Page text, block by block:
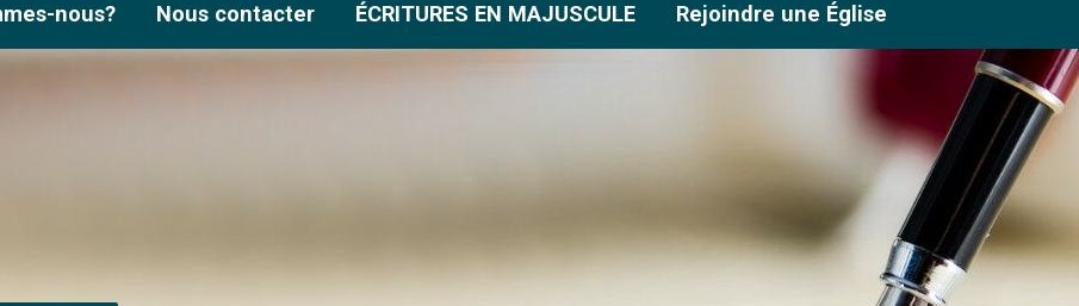
nous? Nous contacter ÉCRITURES EN MAJUSCULE Rejoindre une Église